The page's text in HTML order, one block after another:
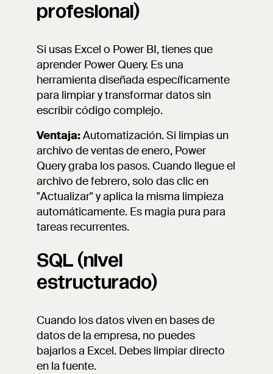
profesional)
Si usas Excel o Power BI, tienes que
aprender Power Query. Es una
herramienta diseñada específicamente
para limpiar y transformar datos sin
escribir código complejo.
Ventaja:Automatización. Si limpias un
archivo de ventas de enero, Power
Query graba los pasos. Cuando llegue el
archivo de febrero, solo das clic en
"Actualizar" y aplica la misma limpieza
automáticamente. Es magia pura para
tareas recurrentes.
SQL (nivel
estructurado)
Cuando los datos viven en bases de
datos de la empresa, no puedes
bajarlos a Excel. Debes limpiar directo
en la fuente.